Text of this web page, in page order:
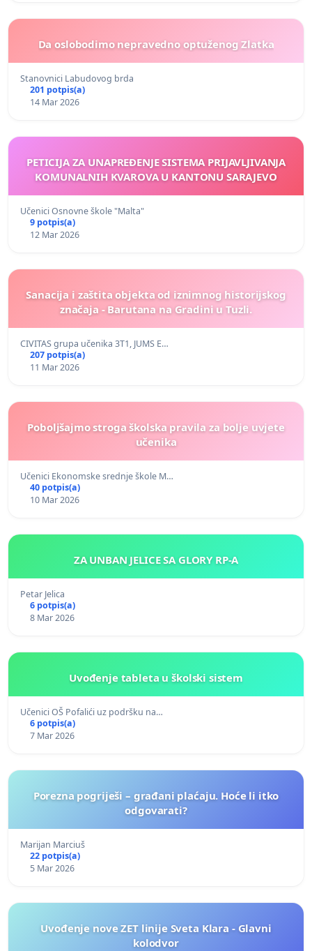
Da oslobodimo nepravedno optuženog Zlatka
Stanovnici Labudovog brda
201 potpis(a)
14 Mar 2026
PETICIJA ZA UNAPREĐENJE SISTEMA PRIJAVLJIVANJA
KOMUNALNIH KVAROVA U KANTONU SARAJEVO
Učenici Osnovne škole "Malta"
9 potpis(a)
12 Mar 2026
Sanacija i zaštita objekta od iznimnog historijskog
značaja - Barutana na Gradini u Tuzli.
CIVITAS grupa učenika 3T1, JUMS E…
207 potpis(a)
11 Mar 2026
Poboljšajmo stroga školska pravila za bolje uvjete
učenika
Učenici Ekonomske srednje škole M…
40 potpis(a)
10 Mar 2026
ZA UNBAN JELICE SA GLORY RP-A
Petar Jelica
6 potpis(a)
8 Mar 2026
Uvođenje tableta u školski sistem
Učenici OŠ Pofalići uz podršku na…
6 potpis(a)
7 Mar 2026
Porezna pogriješi – građani plaćaju. Hoće li itko
odgovarati?
Marijan Marciuš
22 potpis(a)
5 Mar 2026
Uvođenje nove ZET linije Sveta Klara - Glavni
kolodvor